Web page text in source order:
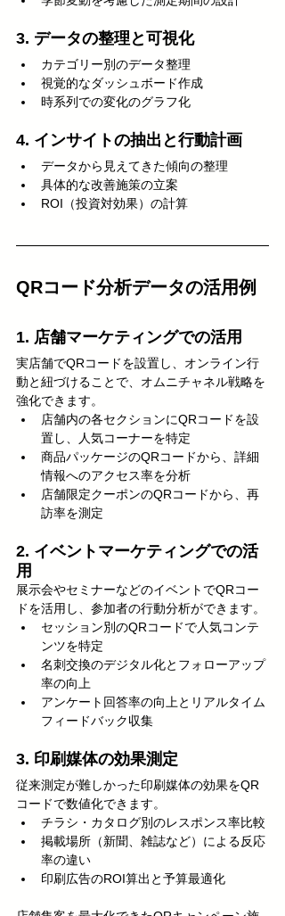
3. データの整理と可視化
カテゴリー別のデータ整理
視覚的なダッシュボード作成
時系列での変化のグラフ化
4. インサイトの抽出と行動計画
データから見えてきた傾向の整理
具体的な改善施策の立案
ROI（投資対効果）の計算
QRコード分析データの活用例
1. 店舗マーケティングでの活用
実店舗でQRコードを設置し、オンライン行
動と紐づけることで、オムニチャネル戦略を
強化できます。
店舗内の各セクションにQRコードを設
置し、人気コーナーを特定
商品パッケージのQRコードから、詳細
情報へのアクセス率を分析
店舗限定クーポンのQRコードから、再
訪率を測定
2. イベントマーケティングでの活
用
展示会やセミナーなどのイベントでQRコー
ドを活用し、参加者の行動分析ができます。
セッション別のQRコードで人気コンテ
ンツを特定
名刺交換のデジタル化とフォローアップ
率の向上
アンケート回答率の向上とリアルタイム
フィードバック収集
3. 印刷媒体の効果測定
従来測定が難しかった印刷媒体の効果をQR
コードで数値化できます。
チラシ・カタログ別のレスポンス率比較
掲載場所（新聞、雑誌など）による反応
率の違い
印刷広告のROI算出と予算最適化